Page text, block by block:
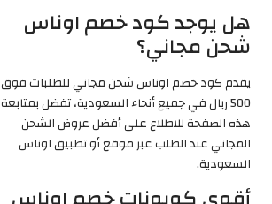
هل يوجد كود خصم اوناس
شحن مجاني؟
يقدم كود خصم اوناس شحن مجاني للطلبات فوق
500 ريال في جميع أنحاء السعودية، تفضل بمتابعة
هذه الصفحة للاطلاع على أفضل عروض الشحن
المجاني عند الطلب عبر موقع أو تطبيق اوناس
السعودية.